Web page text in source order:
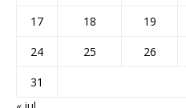
17
18 19
24
25 26
31